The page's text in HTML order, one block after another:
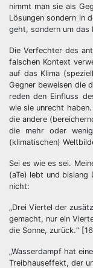
nimmt man sie als
Lösungen sondern in
geht, sondern um das
Die Verfechter des
falschen Kontext
auf das Klima
Gegner beweisen die
reden den Einfluss
wie sie unrecht
die andere
die mehr oder
(klimatischen)
Sei es wie es sei.
(aTe) lebt und bislang
nicht:
„Drei Viertel der
gemacht, nur ein
die Sonne, zurück.“
„Wasserdampf hat
Treibhauseffekt, der